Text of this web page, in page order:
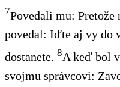
7Povedali mu: Pretože
povedal: Iďte aj vy do
dostanete. 8A keď bol
svojmu správcovi: